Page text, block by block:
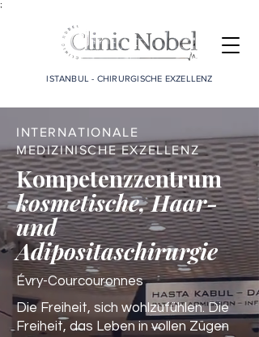
;
ISTANBUL - CHIRURGISCHE EXZELLENZ
INTERNATIONALE
MEDIZINISCHE EXZELLENZ
Kompetenzzentrum
kosmetische, Haar-
und
Adipositaschirurgie
Évry-Courcouronnes
Die Freiheit, sich wohlzufühlen. Die
Freiheit, das Leben in vollen Zügen